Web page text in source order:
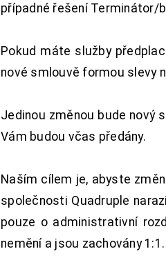
případné řešení Terminátor/
Pokud máte služby
nové smlouvě formou slevy
Jedinou změnou bude nový
Vám budou včas předány.
Naším cílem je, abyste
společnosti Quadruple
pouze o administrativní
nemění a jsou zachovány 1:1.